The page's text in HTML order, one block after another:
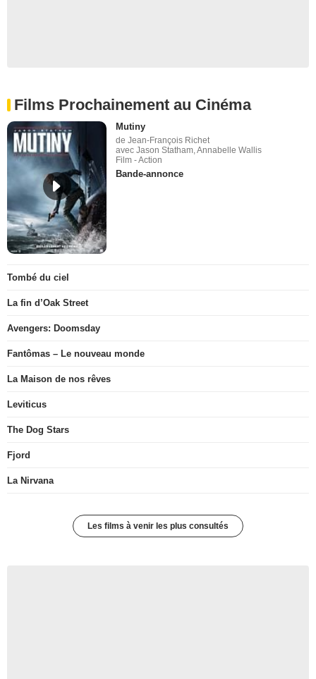
Films Prochainement au Cinéma
Mutiny
de Jean-François Richet
avec Jason Statham, Annabelle Wallis
Film - Action
Bande-annonce
Tombé du ciel
La fin d’Oak Street
Avengers: Doomsday
Fantômas – Le nouveau monde
La Maison de nos rêves
Leviticus
The Dog Stars
Fjord
La Nirvana
Les films à venir les plus consultés